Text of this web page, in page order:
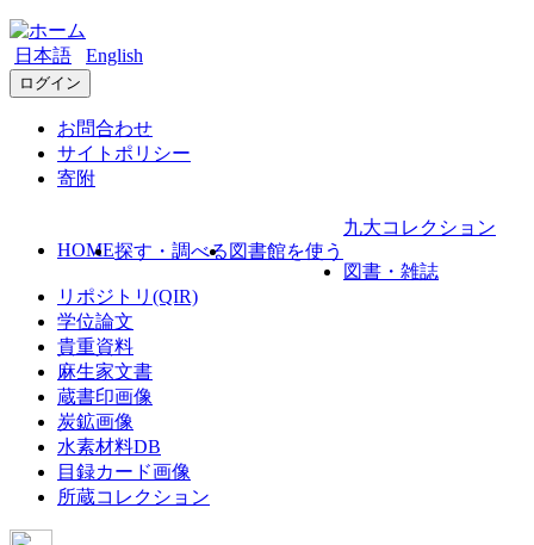
日本語 English
ログイン
お問合わせ
サイトポリシー
寄附
HOME探す・調べる 図書館を使う
九大コレクション
図書・雑誌
リポジトリ(QIR)
学位論文
貴重資料
麻生家文書
蔵書印画像
炭鉱画像
水素材料DB
目録カード画像
所蔵コレクション